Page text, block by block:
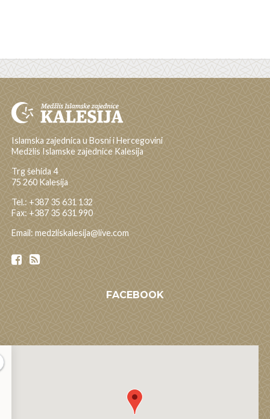
Islamska zajednica u Bosni i Hercegovini
Medžlis Islamske zajednice Kalesija
Trg šehida 4
75 260 Kalesija
Tel.: +387 35 631 132
Fax: +387 35 631 990
Email: medzliskalesija@live.com
FACEBOOK